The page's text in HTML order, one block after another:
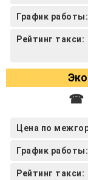
График работы:
Рейтинг такси:
☎
Цена по
График работы:
Рейтинг такси: